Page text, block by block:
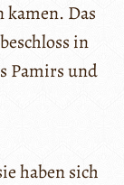
kamen. Das
in
Pamirs und
haben sich